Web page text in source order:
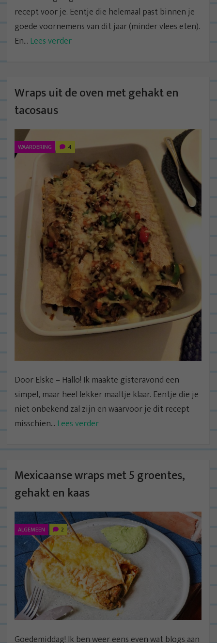
recept voor je. Eentje die helemaal past binnen je
goede voornemens van dit jaar (minder vlees eten).
En... Lees verder
Wraps uit de oven met gehakt en
tacosaus
WAARDERING 4
Door Elske – Hallo! Ik maakte gisteravond een
simpel, maar heel lekker maaltje klaar. Eentje die je
niet onbekend zal zijn en waarvoor je dit recept
misschien... Lees verder
Mexicaanse wraps met 5 groentes,
gehakt en kaas
ALGEMEEN 2
Goedemiddag! Ik ben weer eens even wat blogs aan